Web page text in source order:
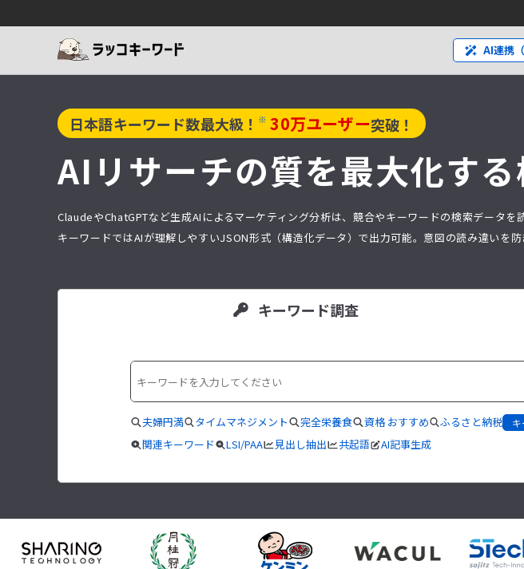
AI連携
日本語キーワード数最大級！ ※ 30万ユーザー突破！
AIリサーチの質を最大化す
ClaudeやChatGPTなど生成AIによるマーケティング分析は、競合やキーワードの検索データ
キーワードではAIが理解しやすいJSON形式（構造化データ）で出力可能。意図の読み違いを防
キーワード調査
夫婦円満 タイムマネジメント 完全栄養食 資格 おすすめ ふるさと納税
関連キーワード LSI/PAA 見出し抽出 共起語 AI記事生成